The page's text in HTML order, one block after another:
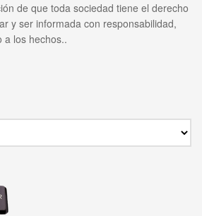
de que toda sociedad tiene el derecho
y ser informada con responsabilidad,
a los hechos..